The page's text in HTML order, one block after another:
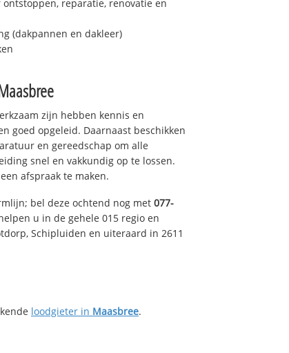
reparatie, renovatie en
(dakpannen en dakleer)
zijn hebben kennis en
goed opgeleid. Daarnaast beschikken
en gereedschap om alle
snel en vakkundig op te lossen.
afspraak te maken.
bel deze ochtend nog met 077-
u in de gehele 015 regio en
Schipluiden en uiteraard in 2611
loodgieter in Maasbree.